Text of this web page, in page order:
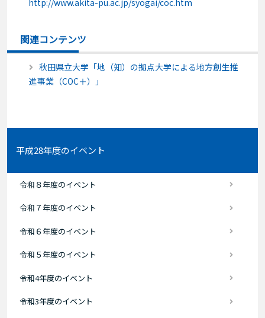
http://www.akita-pu.ac.jp/syogai/coc.htm
関連コンテンツ
秋田県立大学「地（知）の拠点大学による地方創生推
進事業（COC＋）」
平成28年度のイベント
令和８年度のイベント
令和７年度のイベント
令和６年度のイベント
令和５年度のイベント
令和4年度のイベント
令和3年度のイベント